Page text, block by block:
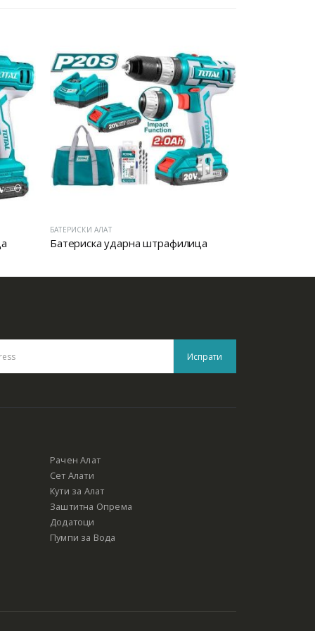
штрафилица
Рачен Алат
Сет Алати
Кути за Алат
Заштитна Опрема
Додатоци
Пумпи за Вода